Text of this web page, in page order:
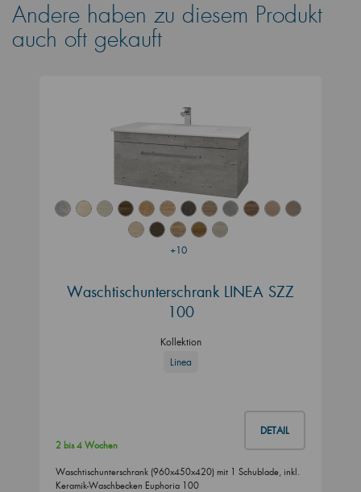
Andere haben zu diesem Produkt
auch oft gekauft
+10
Waschtischunterschrank LINEA SZZ
100
Kollektion
Linea
DETAIL
2 bis 4 Wochen
Waschtischunterschrank (960x450x420) mit 1 Schublade, inkl.
Keramik-Waschbecken Euphoria 100